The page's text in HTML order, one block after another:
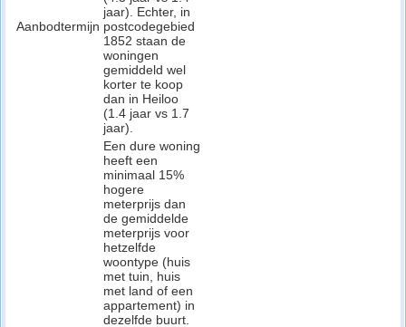
Aanbodtermijn
jaar). Echter, in
postcodegebied
1852 staan de
woningen
gemiddeld wel
korter te koop
dan in Heiloo
(1.4 jaar vs 1.7
jaar).
Een dure woning
heeft een
minimaal 15%
hogere
meterprijs dan
de gemiddelde
meterprijs voor
hetzelfde
woontype (huis
met tuin, huis
met land of een
appartement) in
dezelfde buurt.